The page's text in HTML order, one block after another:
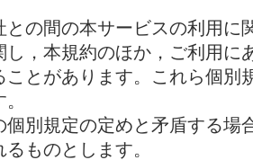
の間の本サービスの利用に
，本規約のほか，ご利用に
ことがあります。これら個
別規定の定めと矛盾する場
ものとします。